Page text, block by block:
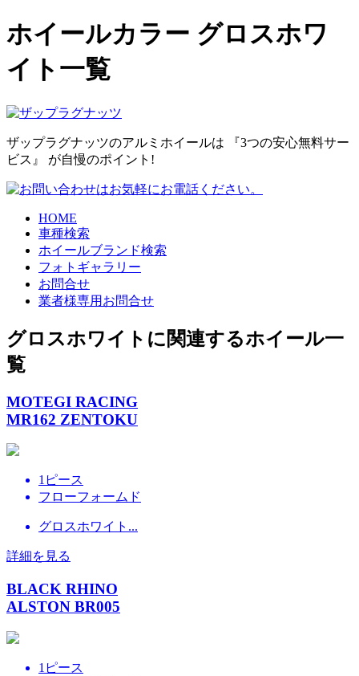
ホイールカラー グロスホワ
イト一覧
ザップラグナッツのアルミホイールは
『3つの安心無料サー
ビス』 が自慢のポイント!
HOME
車種検索
ホイールブランド検索
フォトギャラリー
お問合せ
業者様専用お問合せ
グロスホワイトに関連するホイール一
覧
MOTEGI RACING
MR162 ZENTOKU
1ピース
フローフォームド
グロスホワイト...
詳細を見る
BLACK RHINO
ALSTON BR005
1ピース